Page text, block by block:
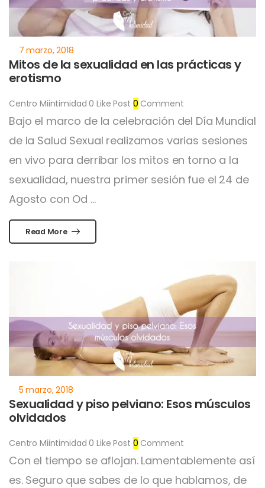
Mitos de la sexualidad en las prácticas y
erotismo
Centro Miintimidad 0 Like Post 0 Comment
Bajo el marco de la celebración del Día Mundial
de la Salud Sexual realizamos varias sesiones
en vivo para derribar los mitos en torno a la
sexualidad, nuestra primer sesión fue el 24 de
Agosto con Od ...
Read More
Sexualidad y piso pelviano: Esos músculos
olvidados
Centro Miintimidad 0 Like Post 0 Comment
Con el tiempo se aflojan. Lamentablemente así
es. Seguro que sabes de lo que hablamos, de